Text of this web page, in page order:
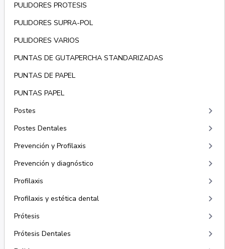
PULIDORES PROTESIS
PULIDORES SUPRA-POL
PULIDORES VARIOS
PUNTAS DE GUTAPERCHA STANDARIZADAS
PUNTAS DE PAPEL
PUNTAS PAPEL
Postes
keyboard_arrow_right
Postes Dentales keyboard_arrow_right
Prevención y Profilaxis keyboard_arrow_right
Prevención y diagnóstico keyboard_arrow_right
Profilaxis keyboard_arrow_right
Profilaxis y estética dental keyboard_arrow_right
Prótesis keyboard_arrow_right
Prótesis Dentales keyboard_arrow_right